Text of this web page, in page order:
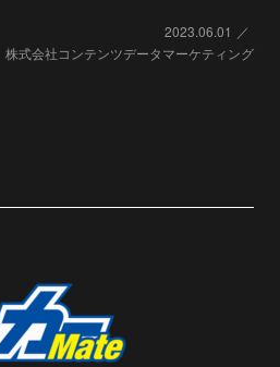
2023.06.01
株式会社コンテンツデータマーケティング